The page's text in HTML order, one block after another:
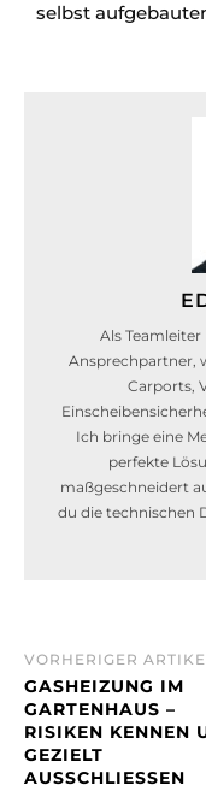
selbst
Als
Ansprechpartner,
Carports,
Ich bringe eine
perfekte
maßgeschneidert
du die technischen
VORHERIGER
GASHEIZUNG IM
GARTENHAUS –
RISIKEN KENNEN
GEZIELT
AUSSCHLIESSEN